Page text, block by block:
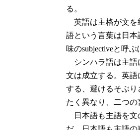
る。
英語は主格が文を
語という言葉は日本
味のsubjectiveと呼
シンハラ語は主語
文は成立する。英
する、避けるそぶ
たく異なり、二つの
日本語も主語を文